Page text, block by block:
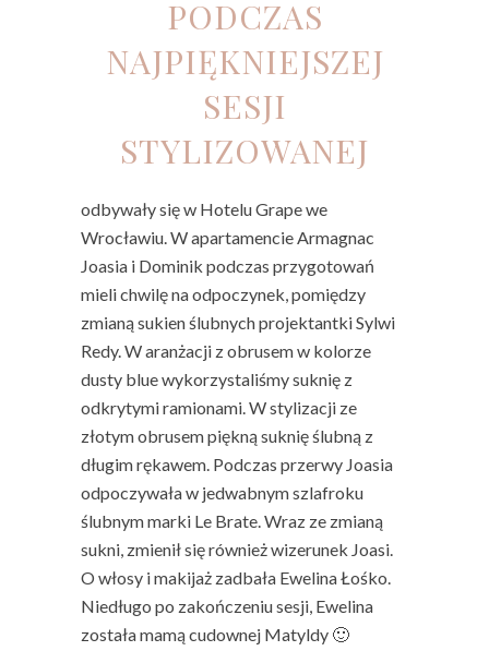
PODCZAS
NAJPIĘKNIEJSZEJ
SESJI
STYLIZOWANEJ
odbywały się w Hotelu Grape we
Wrocławiu. W apartamencie Armagnac
Joasia i Dominik podczas przygotowań
mieli chwilę na odpoczynek, pomiędzy
zmianą sukien ślubnych projektantki Sylwi
Redy. W aranżacji z obrusem w kolorze
dusty blue wykorzystaliśmy suknię z
odkrytymi ramionami. W stylizacji ze
złotym obrusem piękną suknię ślubną z
długim rękawem. Podczas przerwy Joasia
odpoczywała w jedwabnym szlafroku
ślubnym marki Le Brate. Wraz ze zmianą
sukni, zmienił się również wizerunek Joasi.
O włosy i makijaż zadbała Ewelina Łośko.
Niedługo po zakończeniu sesji, Ewelina
została mamą cudownej Matyldy 🙂